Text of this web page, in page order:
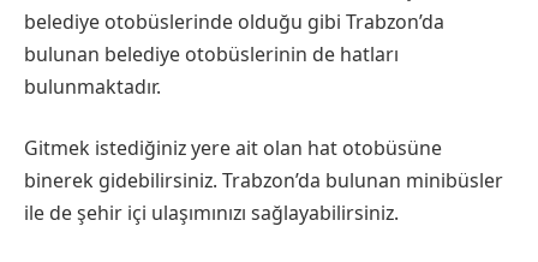
belediye otobüslerinde olduğu gibi Trabzon’da
bulunan belediye otobüslerinin de hatları
bulunmaktadır.
Gitmek istediğiniz yere ait olan hat otobüsüne
binerek gidebilirsiniz. Trabzon’da bulunan minibüsler
ile de şehir içi ulaşımınızı sağlayabilirsiniz.